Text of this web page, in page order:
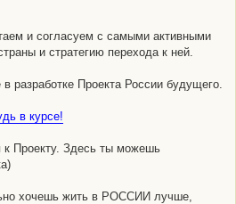
и согласуем с самыми активными
и стратегию перехода к ней.
разработке Проекта России будущего.
в курсе!
к Проекту. Здесь ты можешь
хочешь жить в РОССИИ лучше,